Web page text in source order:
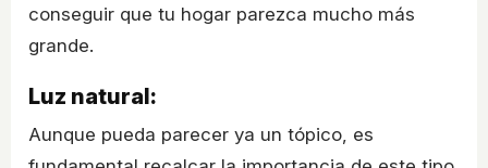
conseguir que tu hogar parezca mucho más
grande.
Luz natural:
Aunque pueda parecer ya un tópico, es